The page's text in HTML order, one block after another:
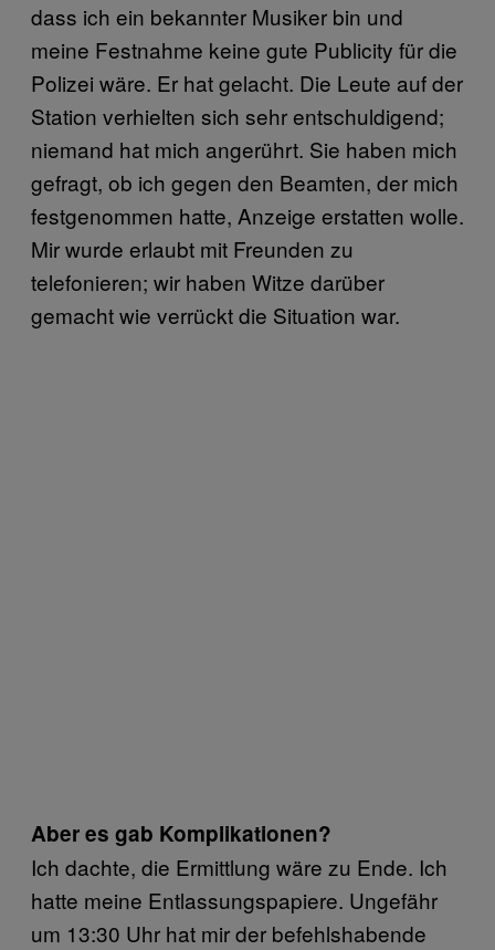
dass ich ein bekannter Musiker bin und
meine Festnahme keine gute Publicity für die
Polizei wäre. Er hat gelacht. Die Leute auf der
Station verhielten sich sehr entschuldigend;
niemand hat mich angerührt. Sie haben mich
gefragt, ob ich gegen den Beamten, der mich
festgenommen hatte, Anzeige erstatten wolle.
Mir wurde erlaubt mit Freunden zu
telefonieren; wir haben Witze darüber
gemacht wie verrückt die Situation war.
Aber es gab Komplikationen?
Ich dachte, die Ermittlung wäre zu Ende. Ich
hatte meine Entlassungspapiere. Ungefähr
um 13:30 Uhr hat mir der befehlshabende